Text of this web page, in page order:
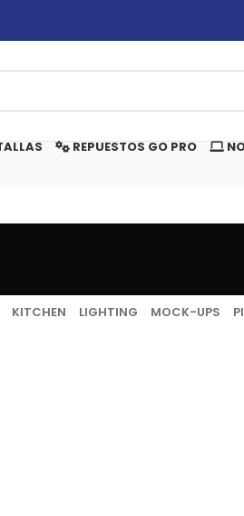
REPUESTOS GO PRO
KITCHEN LIGHTING MOCK-UPS